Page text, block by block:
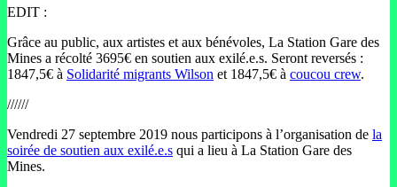
EDIT :
Grâce au public, aux artistes et aux bénévoles, La Station Gare des
Mines a récolté 3695€ en soutien aux exilé.e.s. Seront reversés :
1847,5€ à Solidarité migrants Wilson et 1847,5€ à coucou crew.
//////
Vendredi 27 septembre 2019 nous participons à l’organisation de la
soirée de soutien aux exilé.e.s qui a lieu à La Station Gare des
Mines.